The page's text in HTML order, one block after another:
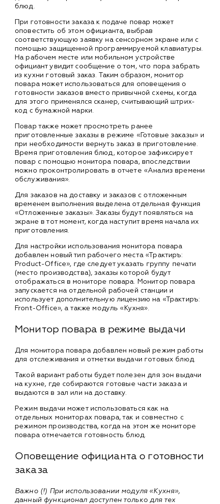
блюд.
При готовности заказа к подаче повар может
оповестить об этом официанта, выбрав
соответствующую заявку на сенсорном экране или с
помощью защищенной программируемой клавиатуры.
На рабочем месте или мобильном устройстве
официант увидит сообщение о том, что пора забрать
из кухни готовый заказ. Таким образом, монитор
повара может использоваться для оповещения о
готовности заказов вместо привычной схемы, когда
для этого применялся сканер, считывающий штрих-
код с бумажной марки.
Повар также может просмотреть ранее
приготовленные заказы в режиме «Готовые заказы» и
при необходимости вернуть заказ в приготовление.
Время приготовления блюд, которое зафиксирует
повар с помощью монитора повара, впоследствии
можно проконтролировать в отчете «Анализ времени
обслуживания».
Для заказов на доставку и заказов с отложенным
временем выполнения выделена отдельная функция
«Отложенные заказы». Заказы будут появляться на
экране в тот момент, когда наступит время начала их
приготовления.
Для настройки использования монитора повара
добавлен новый тип рабочего места «Трактиръ:
Product-Office», где следует указать группу печати
(место производства), заказы которой будут
отображаться в мониторе повара. Монитор повара
запускается на отдельной рабочей станции и
использует дополнительную лицензию на «Трактиръ:
Front-Office», а также модуль «Кухня».
Монитор повара в режиме выдачи
Для монитора повара добавлен новый режим работы
для отслеживания и отметки выдачи готовых блюд.
Такой вариант работы будет полезен для зон выдачи
на кухне, где собираются готовые части заказа и
выдаются в зал или на доставку.
Режим выдачи может использоваться как на
отдельных мониторах повара, так и совместно с
режимом производства, когда на этом же мониторе
повара отмечается готовность блюд.
Оповещение официанта о готовности
заказа
Важно (!) При использовании модуля «Кухня»,
данный функционал доступен только для тех